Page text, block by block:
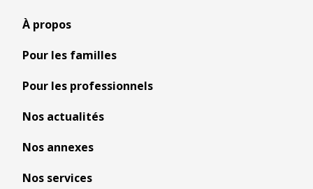
À propos
Pour les familles
Pour les professionnels
Nos actualités
Nos annexes
Nos services